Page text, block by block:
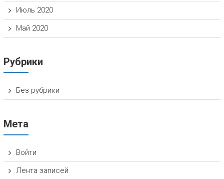
Июль 2020
Май 2020
Рубрики
Без рубрики
Мета
Войти
Лента записей